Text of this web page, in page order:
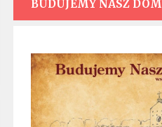
BUDUJEMY NASZ DOM